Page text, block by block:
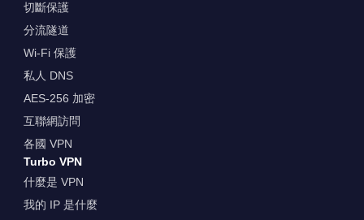
切斷保護
分流隧道
Wi-Fi 保護
私人 DNS
AES-256 加密
互聯網訪問
各國 VPN
Turbo VPN
什麼是 VPN
我的 IP 是什麼